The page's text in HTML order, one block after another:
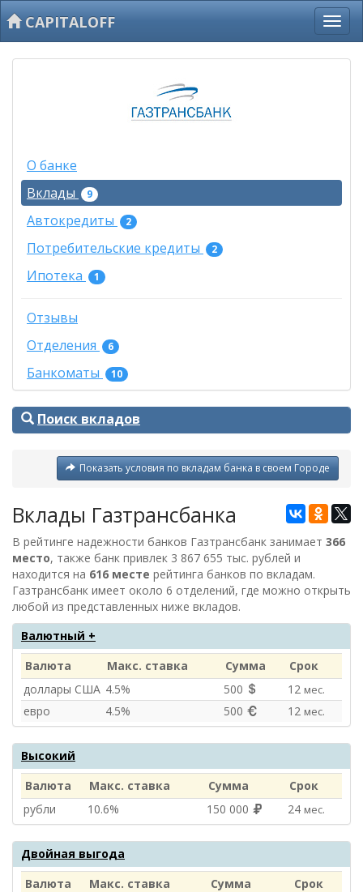
CAPITALOFF
О банке
Вклады
9
Автокредиты 2
Потребительские кредиты 2
Ипотека 1
Отзывы
Отделения
6
Банкоматы 10
Поиск вкладов
Показать условия по вкладам банка в своем Городе
Вклады Газтрансбанка
В рейтинге надежности банков Газтрансбанк занимает 366
место, также банк привлек 3 867 655 тыс. рублей и
находится на 616 месте рейтинга банков по вкладам.
Газтрансбанк имеет около 6 отделений, где можно открыть
любой из представленных ниже вкладов.
Валютный +
Валюта
Макс. ставка Сумма
Срок
доллары США 4.5% 500 12 мес.
евро 4.5% 500 12 мес.
Высокий
Валюта
Макс. ставка Сумма
Срок
рубли
10.6% 150 000 24 мес.
Двойная выгода
Валюта
Макс. ставка Сумма
Срок